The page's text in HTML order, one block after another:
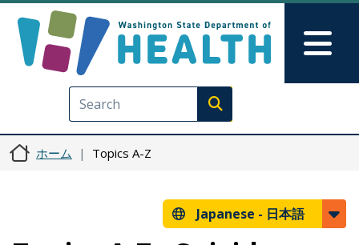
Execute search
ホーム Topics A-Z
Japanese - 日本語